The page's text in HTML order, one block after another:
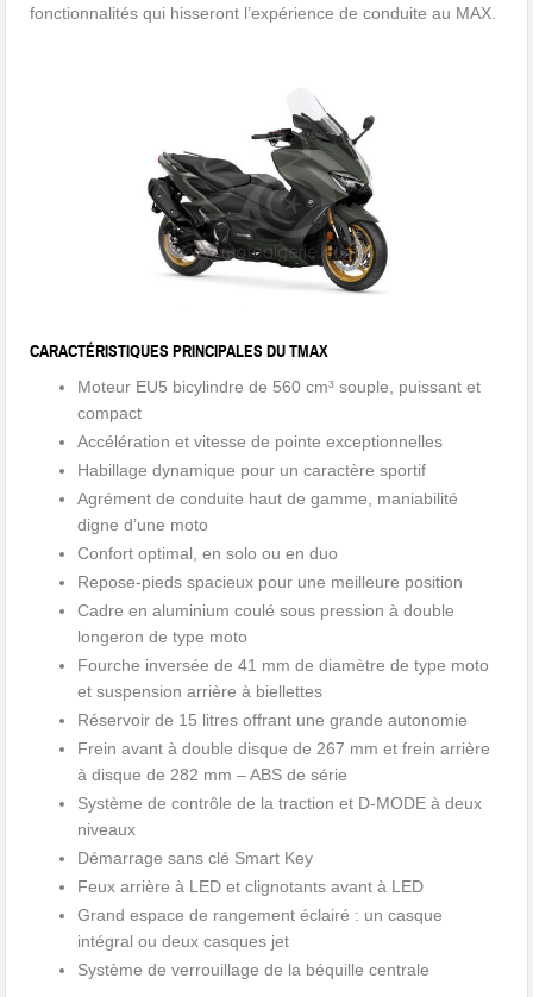
fonctionnalités qui hisseront l’expérience de conduite au MAX.
CARACTÉRISTIQUES PRINCIPALES DU TMAX
Moteur EU5 bicylindre de 560 cm³ souple, puissant et
compact
Accélération et vitesse de pointe exceptionnelles
Habillage dynamique pour un caractère sportif
Agrément de conduite haut de gamme, maniabilité
digne d’une moto
Confort optimal, en solo ou en duo
Repose-pieds spacieux pour une meilleure position
Cadre en aluminium coulé sous pression à double
longeron de type moto
Fourche inversée de 41 mm de diamètre de type moto
et suspension arrière à biellettes
Réservoir de 15 litres offrant une grande autonomie
Frein avant à double disque de 267 mm et frein arrière
à disque de 282 mm – ABS de série
Système de contrôle de la traction et D-MODE à deux
niveaux
Démarrage sans clé Smart Key
Feux arrière à LED et clignotants avant à LED
Grand espace de rangement éclairé : un casque
intégral ou deux casques jet
Système de verrouillage de la béquille centrale